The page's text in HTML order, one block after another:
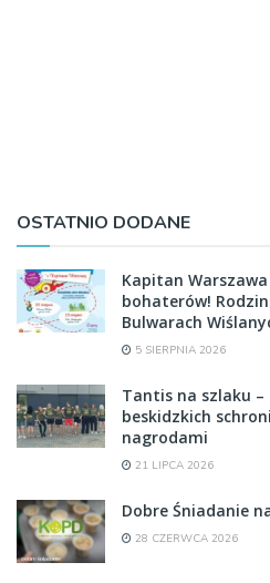
OSTATNIO DODANE
Kapitan
bohaterów!
Bulwarach
5 SIERPNIA 2026
Tantis na szlaku
beskidzkich
nagrodami
21 LIPCA 2026
Dobre Śniadanie
28 CZERWCA 2026